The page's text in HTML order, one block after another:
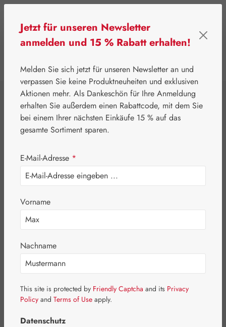
⌂ Gall Pharma Coenzym Q-10
Coenzym Q-10 100
mg GPH Kapseln
Bildergalerie überspringen
Jetzt für unseren Newsletter
anmelden und 15 % Rabatt erhalten!
Melden Sie sich jetzt für unseren Newsletter an und
verpassen Sie keine Produktneuheiten und exklusiven
Aktionen mehr. Als Dankeschön für Ihre Anmeldung
erhalten Sie außerdem einen Rabattcode, mit dem Sie
bei einem Ihrer nächsten Einkäufe 15 % auf das
gesamte Sortiment sparen.
E-Mail-Adresse *
Vorname
Nachname
This site is protected by Friendly Captcha and its Privacy
Policy and Terms of Use apply.
Datenschutz